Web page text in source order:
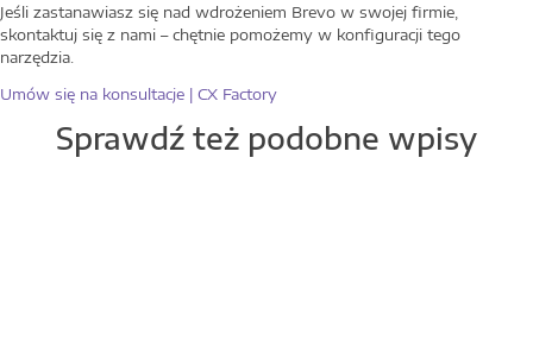
Jeśli zastanawiasz się nad wdrożeniem Brevo w swojej firmie,
skontaktuj się z nami – chętnie pomożemy w konfiguracji tego
narzędzia.
Umów się na konsultacje | CX Factory
Sprawdź też podobne wpisy